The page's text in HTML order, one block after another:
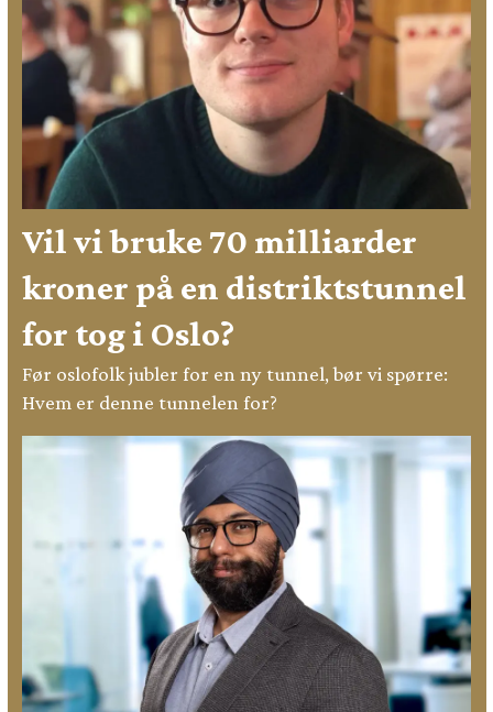
Vil vi bruke 70 milliarder
kroner på en distriktstunnel
for tog i Oslo?
Før oslofolk jubler for en ny tunnel, bør vi spørre:
Hvem er denne tunnelen for?